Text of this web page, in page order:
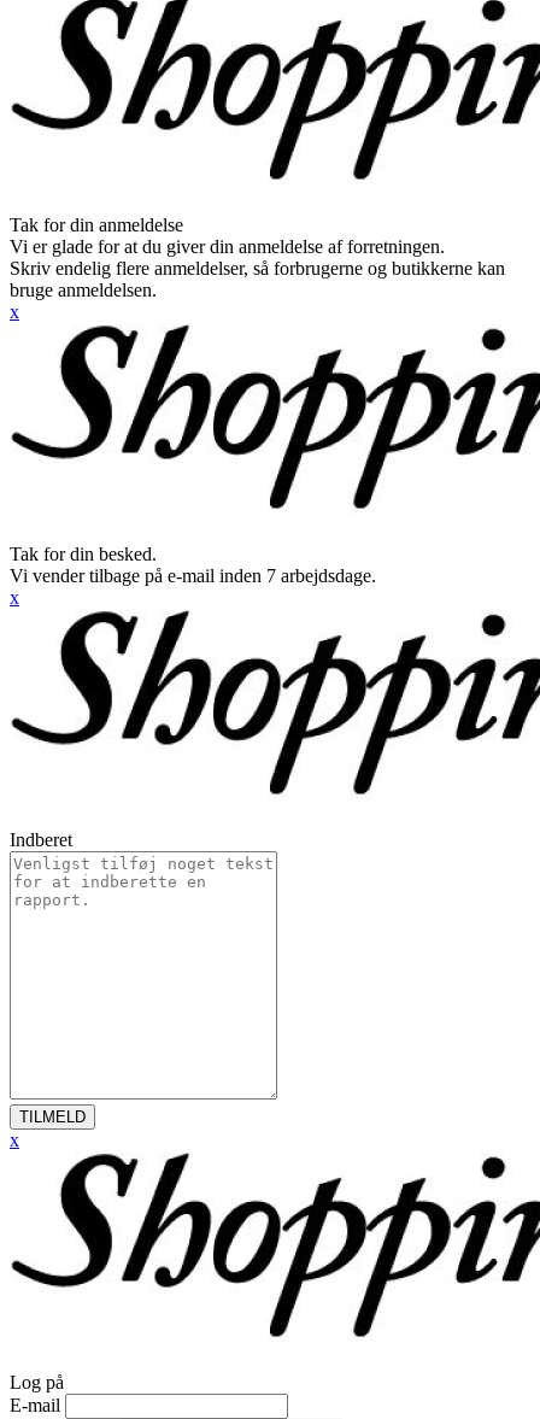
Tak for din anmeldelse
Vi er glade for at du giver din anmeldelse af forretningen.
Skriv endelig flere anmeldelser, så forbrugerne og butikkerne kan
bruge anmeldelsen.
x
Tak for din besked.
Vi vender tilbage på e-mail inden 7 arbejdsdage.
x
Indberet
TILMELD
x
Log på
E-mail